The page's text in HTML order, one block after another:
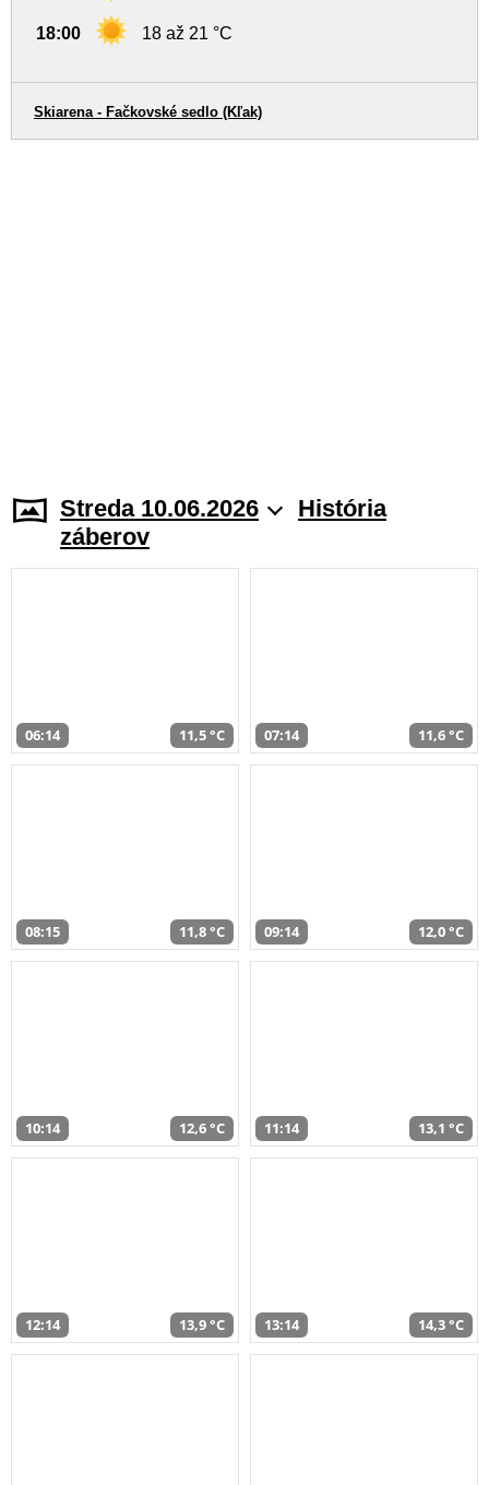
18:00 18 až 21 °C
Skiarena - Fačkovské sedlo (Kľak)
Streda 10.06.2026
História
záberov
06:14 11,5 °C 07:14 11,6 °C
08:15 11,8 °C 09:14 12,0 °C
10:14 12,6 °C 11:14 13,1 °C
12:14 13,9 °C 13:14 14,3 °C